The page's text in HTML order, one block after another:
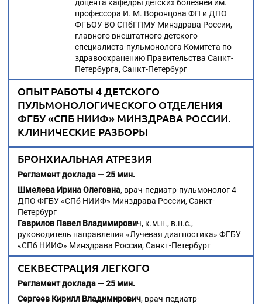
доцента кафедры детских болезней им.
профессора И. М. Воронцова ФП и ДПО
ФГБОУ ВО СПбГПМУ Минздрава России,
главного внештатного детского
специалиста-пульмонолога Комитета по
здравоохранению Правительства Санкт-
Петербурга, Санкт-Петербург
ОПЫТ РАБОТЫ 4 ДЕТСКОГО
ПУЛЬМОНОЛОГИЧЕСКОГО ОТДЕЛЕНИЯ
ФГБУ «СПБ НИИФ» МИНЗДРАВА РОССИИ.
КЛИНИЧЕСКИЕ РАЗБОРЫ
БРОНХИАЛЬНАЯ АТРЕЗИЯ
Регламент доклада — 25 мин.
Шмелева Ирина Олеговна, врач-педиатр-пульмонолог 4
ДПО ФГБУ «СПб НИИФ» Минздрава России, Санкт-
Петербург
Гаврилов Павел Владимирович, к.м.н., в.н.с.,
руководитель направления «Лучевая диагностика» ФГБУ
«СПб НИИФ» Минздрава России, Санкт-Петербург
СЕКВЕСТРАЦИЯ ЛЕГКОГО
Регламент доклада — 25 мин.
Сергеев Кирилл Владимирович, врач-педиатр-